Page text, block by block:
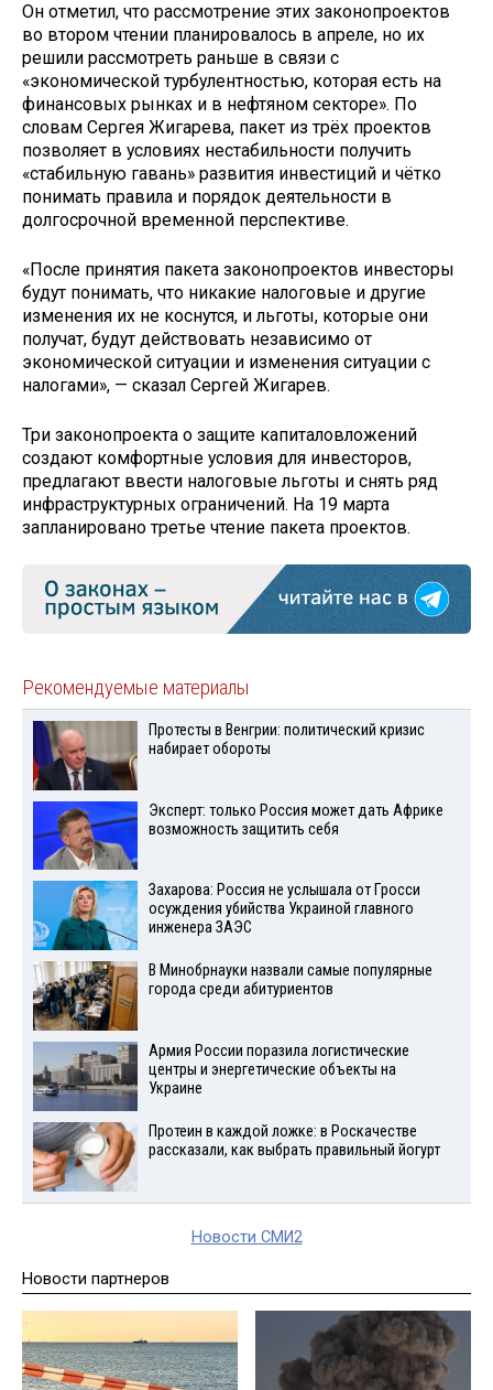
Он отметил, что рассмотрение этих законопроектов
во втором чтении планировалось в апреле, но их
решили рассмотреть раньше в связи с
«экономической турбулентностью, которая есть на
финансовых рынках и в нефтяном секторе». По
словам Сергея Жигарева, пакет из трёх проектов
позволяет в условиях нестабильности получить
«стабильную гавань» развития инвестиций и чётко
понимать правила и порядок деятельности в
долгосрочной временной перспективе.
«После принятия пакета законопроектов инвесторы
будут понимать, что никакие налоговые и другие
изменения их не коснутся, и льготы, которые они
получат, будут действовать независимо от
экономической ситуации и изменения ситуации с
налогами», — сказал Сергей Жигарев.
Три законопроекта о защите капиталовложений
создают комфортные условия для инвесторов,
предлагают ввести налоговые льготы и снять ряд
инфраструктурных ограничений. На 19 марта
запланировано третье чтение пакета проектов.
Рекомендуемые материалы
Протесты в Венгрии: политический кризис
набирает обороты
Эксперт: только Россия может дать Африке
возможность защитить себя
Захарова: Россия не услышала от Гросси
осуждения убийства Украиной главного
инженера ЗАЭС
В Минобрнауки назвали самые популярные
города среди абитуриентов
Армия России поразила логистические
центры и энергетические объекты на
Украине
Протеин в каждой ложке: в Роскачестве
рассказали, как выбрать правильный йогурт
Новости СМИ2
Новости партнеров